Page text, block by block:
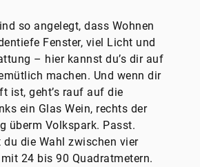
so angelegt, dass Wohnen
Fenster, viel Licht und
– hier kannst du’s dir auf
machen. Und wenn dir
ist, geht’s rauf auf die
ein Glas Wein, rechts der
überm Volkspark. Passt.
du die Wahl zwischen vier
24 bis 90 Quadratmetern.